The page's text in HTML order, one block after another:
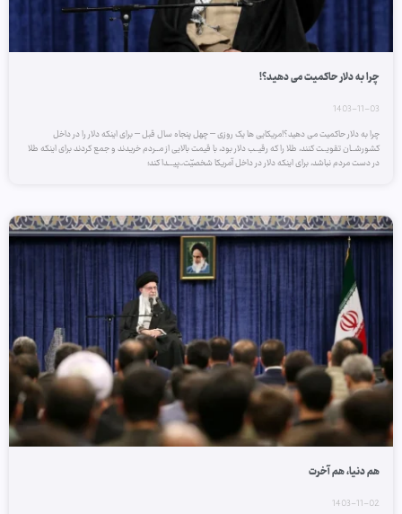
چرا به دلار حاکمیت می دهید؟!
1403-11-03
چرا به دلار حاکمیت می دهید؟!مریکایی ها یک روزی – چهل پنجاه سال قبل – برای اینکه دلار را در داخل
کشورشــان تقویــت کنند، طلا را که رقیــب دلار بود، با قیمت بالایی از مــردم خریدند و جمع کردند برای اینکه طلا
در دست مردم نباشد، برای اینکه دلار در داخل آمریکا شخصیّت ّ پیـــدا کند؛
هم دنیا، هم آخرت
1403-11-02